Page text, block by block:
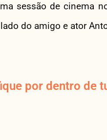
sessão de cinema
do amigo e ator
por dentro de